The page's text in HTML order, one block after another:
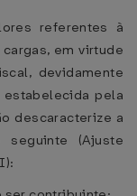
referentes à
em virtude
devidamente
pela
descaracterize a
(Ajuste